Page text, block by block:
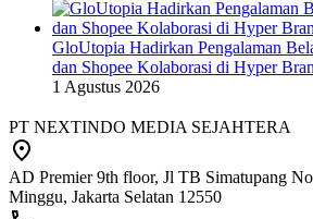
GloUtopia Hadirkan Pengalaman
dan Shopee Kolaborasi di Hyper
1 Agustus 2026
PT NEXTINDO MEDIA SEJAHTERA
AD Premier 9th floor, Jl TB Simatupang
Minggu, Jakarta Selatan 12550